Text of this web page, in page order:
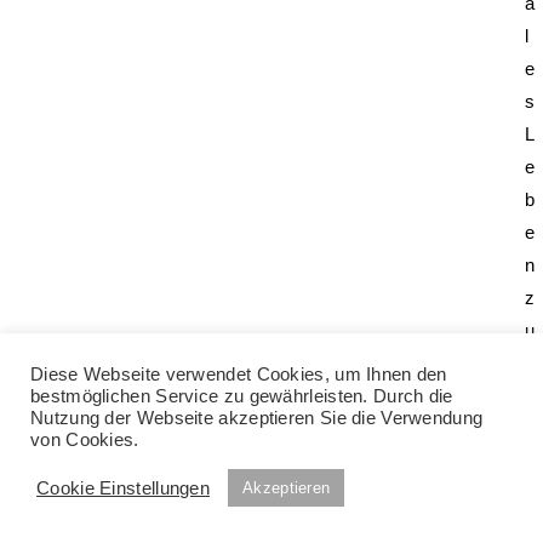
l
e
s
L
e
b
e
n
z
u
Diese Webseite verwendet Cookies, um Ihnen den
bestmöglichen Service zu gewährleisten. Durch die
Nutzung der Webseite akzeptieren Sie die Verwendung
von Cookies.
Cookie Einstellungen Akzeptieren